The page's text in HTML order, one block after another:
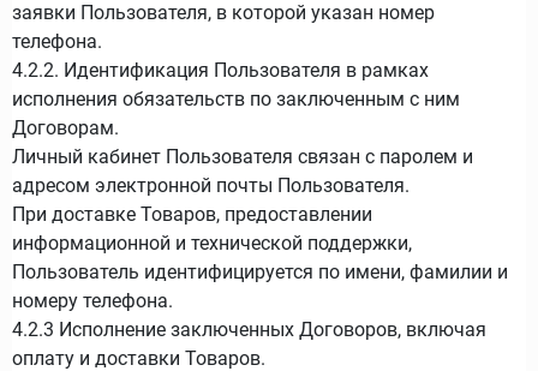
заявки Пользователя, в которой указан номер
телефона.
4.2.2. Идентификация Пользователя в рамках
исполнения обязательств по заключенным с ним
Договорам.
Личный кабинет Пользователя связан с паролем и
адресом электронной почты Пользователя.
При доставке Товаров, предоставлении
информационной и технической поддержки,
Пользователь идентифицируется по имени, фамилии и
номеру телефона.
4.2.3 Исполнение заключенных Договоров, включая
оплату и доставки Товаров.